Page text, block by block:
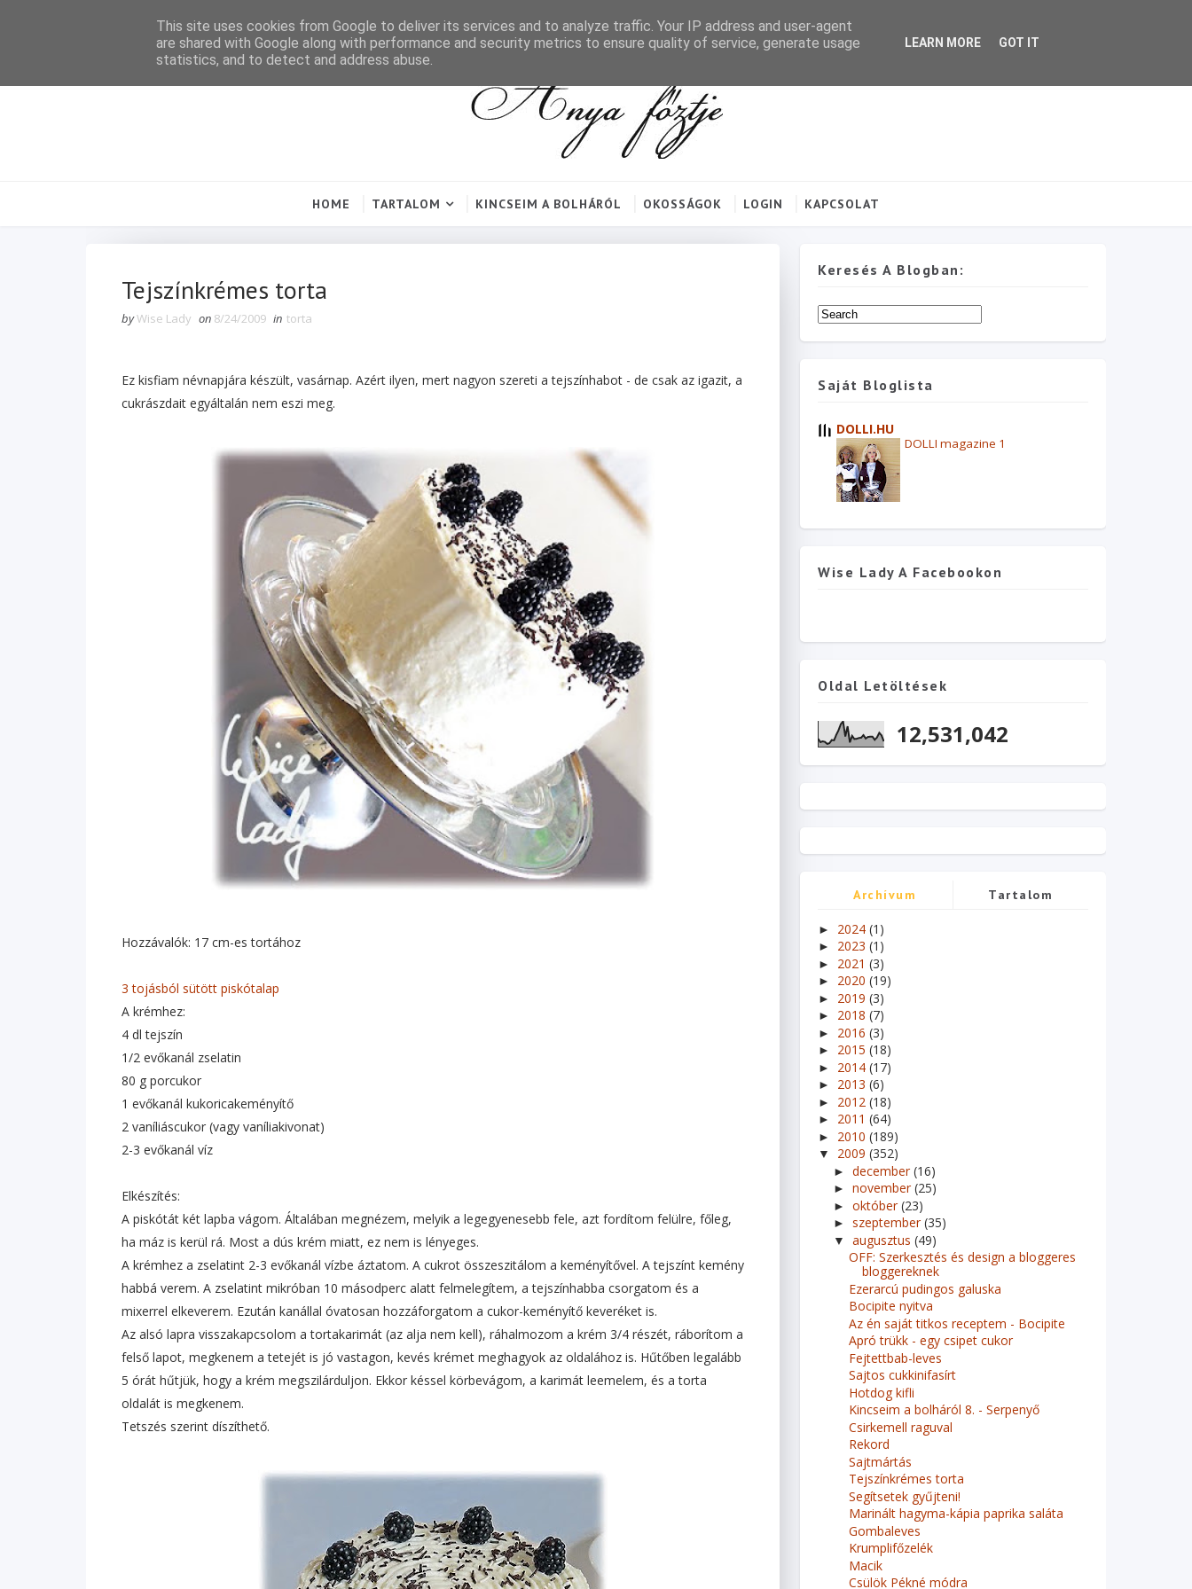
HOME TARTALOM KINCSEIM A BOLHÁRÓL OKOSSÁGOK LOGIN KAPCSOLAT
Tejszínkrémes torta
byWise Lady on 8/24/2009 in torta
Ez kisfiam névnapjára készült, vasárnap. Azért ilyen, mert nagyon szereti a tejszínhabot - de csak az igazit, a
cukrászdait egyáltalán nem eszi meg.
Hozzávalók: 17 cm-es tortához
3 tojásból sütött piskótalap
A krémhez:
4 dl tejszín
1/2 evőkanál zselatin
80 g porcukor
1 evőkanál kukoricakeményítő
2 vaníliáscukor (vagy vaníliakivonat)
2-3 evőkanál víz
Elkészítés:
A piskótát két lapba vágom. Általában megnézem, melyik a legegyenesebb fele, azt fordítom felülre, főleg,
ha máz is kerül rá. Most a dús krém miatt, ez nem is lényeges.
A krémhez a zselatint 2-3 evőkanál vízbe áztatom. A cukrot összeszitálom a keményítővel. A tejszínt kemény
habbá verem. A zselatint mikróban 10 másodperc alatt felmelegítem, a tejszínhabba csorgatom és a
mixerrel elkeverem. Ezután kanállal óvatosan hozzáforgatom a cukor-keményítő keveréket is.
Az alsó lapra visszakapcsolom a tortakarimát (az alja nem kell), ráhalmozom a krém 3/4 részét, ráborítom a
felső lapot, megkenem a tetejét is jó vastagon, kevés krémet meghagyok az oldalához is. Hűtőben legalább
5 órát hűtjük, hogy a krém megszilárduljon. Ekkor késsel körbevágom, a karimát leemelem, és a torta
oldalát is megkenem.
Tetszés szerint díszíthető.
Keresés A Blogban:
Saját Bloglista
DOLLI.HU
DOLLI magazine 1
Wise Lady A Facebookon
Oldal Letöltések
12,531,042
Archívum Tartalom
► 2024 (1)
► 2023 (1)
► 2021 (3)
► 2020 (19)
► 2019 (3)
► 2018 (7)
► 2016 (3)
► 2015 (18)
► 2014 (17)
► 2013 (6)
► 2012 (18)
► 2011 (64)
► 2010 (189)
▼ 2009 (352)
► december(16)
► november(25)
► október(23)
► szeptember(35)
▼ augusztus (49)
OFF: Szerkesztés és design a bloggeres
bloggereknek
Ezerarcú pudingos galuska
Bocipite nyitva
Az én saját titkos receptem - Bocipite
Apró trükk - egy csipet cukor
Fejtettbab-leves
Sajtos cukkinifasírt
Hotdog kifli
Kincseim a bolháról 8. - Serpenyő
Csirkemell raguval
Rekord
Sajtmártás
Tejszínkrémes torta
Segítsetek gyűjteni!
Marinált hagyma-kápia paprika saláta
Gombaleves
Krumplifőzelék
Macik
Csülök Pékné módra
This site uses cookies from Google to deliver its services and to analyze traffic. Your IP address and user-agent
are shared with Google along with performance and security metrics to ensure quality of service, generate usage
statistics, and to detect and address abuse.
LEARN MORE GOT IT